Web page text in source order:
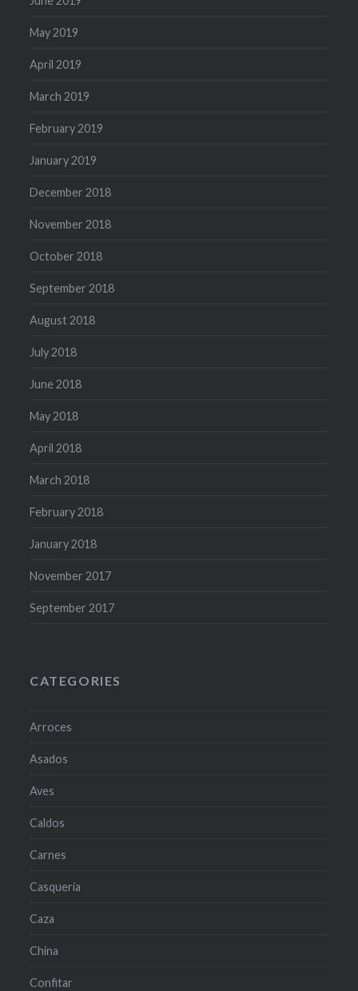
May 2019
April 2019
March 2019
February 2019
January 2019
December 2018
November 2018
October 2018
September 2018
August 2018
July 2018
June 2018
May 2018
April 2018
March 2018
February 2018
January 2018
November 2017
September 2017
CATEGORIES
Arroces
Asados
Aves
Caldos
Carnes
Casquería
Caza
China
Confitar